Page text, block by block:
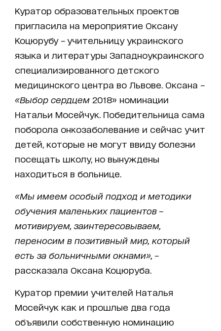
Куратор образовательных проектов
пригласила на мероприятие Оксану
Коцюрубу – учительницу украинского
языка и литературы Западноукраинского
специализированного детского
медицинского центра во Львове. Оксана –
«Выбор сердцем 2018» номинации
Натальи Мосейчук. Победительница сама
поборола онкозаболевание и сейчас учит
детей, которые не могут ввиду болезни
посещать школу, но вынуждены
находиться в больнице.
«Мы имеем особый подход и методики
обучения маленьких пациентов –
мотивируем, заинтересовываем,
переносим в позитивный мир, который
есть за больничными окнами», –
рассказала Оксана Коцюруба.
Куратор премии учителей Наталья
Мосейчук как и прошлые два года
объявили собственную номинацию